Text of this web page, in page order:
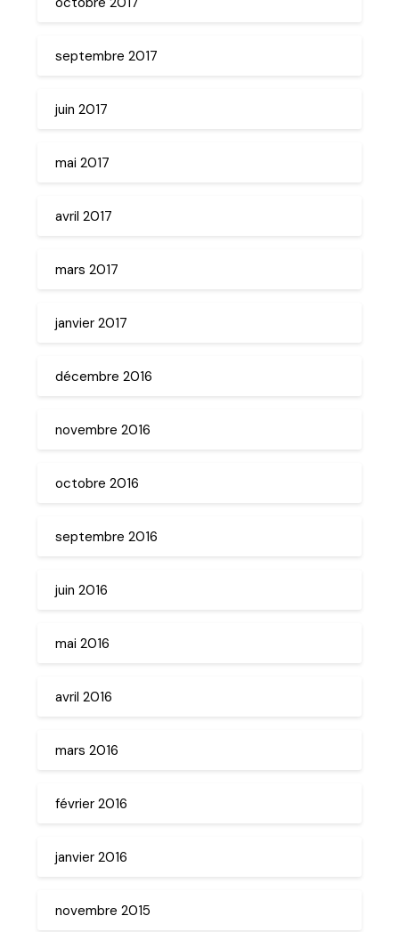
septembre 2017
juin 2017
mai 2017
avril 2017
mars 2017
janvier 2017
décembre 2016
novembre 2016
octobre 2016
septembre 2016
juin 2016
mai 2016
avril 2016
mars 2016
février 2016
janvier 2016
novembre 2015